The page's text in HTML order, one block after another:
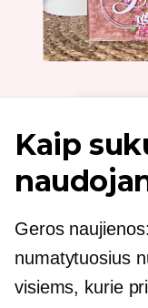
Kaip
Geros
numatytuosius
visiems, kurie